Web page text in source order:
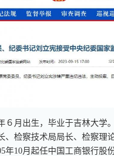
６月出生，毕业于吉林大学
检察技术局局长、检察理
年10月起任中国工商银行股